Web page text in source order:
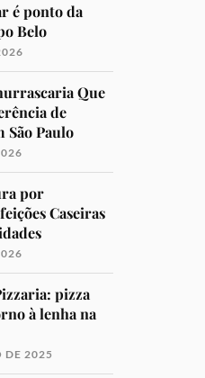
é ponto da
Belo
Que
de
São Paulo
por
Caseiras
pizza
à lenha na
DE 2025